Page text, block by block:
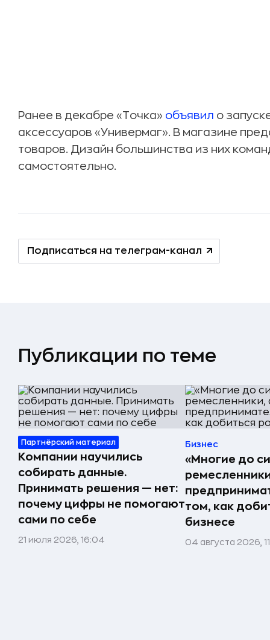
Ранее в декабре «Точка» объявил о
аксессуаров «Универмаг». В магазине
товаров. Дизайн большинства из них
самостоятельно.
Подписаться на телеграм-канал
Публикации по теме
Партнёрский материал
Компании научились
собирать данные.
Принимать решения — нет:
почему цифры не помогают
сами по себе
21 июля 2026, 16:04
Бизнес
«Многие до
том, как
бизнесе
04 августа 2026,